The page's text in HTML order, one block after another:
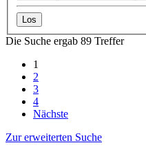
Die Suche ergab 89 Treffer
1
2
3
4
Nächste
Zur erweiterten Suche